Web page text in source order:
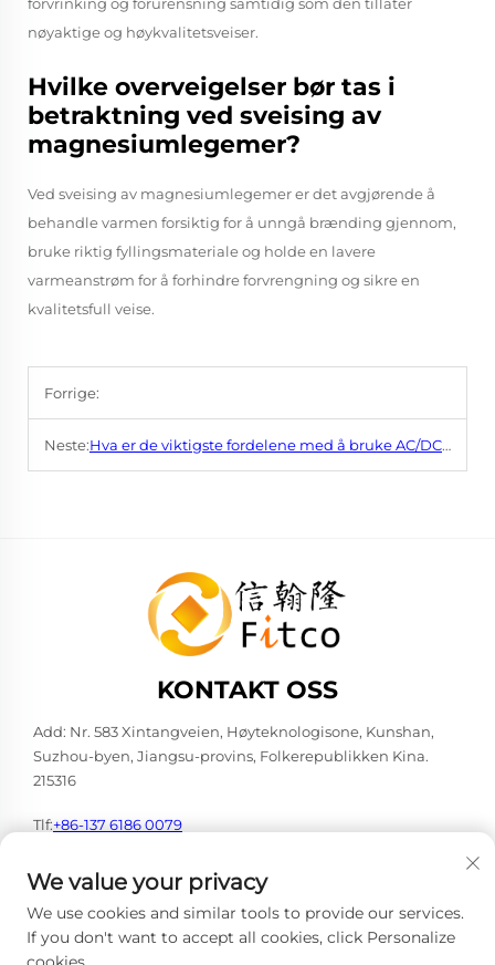
nøyaktige og høykvalitetsveiser.
Hvilke overveigelser bør tas i
betraktning ved sveising av
magnesiumlegemer?
Ved sveising av magnesiumlegemer er det avgjørende å
behandle varmen forsiktig for å unngå brænding gjennom,
bruke riktig fyllingsmateriale og holde en lavere
varmeanstrøm for å forhindre forvrengning og sikre en
kvalitetsfull veise.
Forrige:
Neste:Hva er de viktigste fordelene med å bruke AC/DC TIG-sveiseapparater?
KONTAKT OSS
Add: Nr. 583 Xintangveien, Høyteknologisone, Kunshan,
Suzhou-byen, Jiangsu-provins, Folkerepublikken Kina.
215316
Tlf:+86-137 6186 0079
[email protected]
We value your privacy
We use cookies and similar tools to provide our services.
If you don't want to accept all cookies, click Personalize